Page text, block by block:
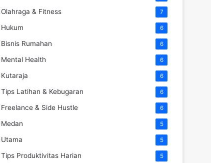
Olahraga & Fitness 7
Hukum 6
Bisnis Rumahan 6
Mental Health 6
Kutaraja 6
Tips Latihan & Kebugaran 6
Freelance & Side Hustle 6
Medan 5
Utama 5
Tips Produktivitas Harian 5